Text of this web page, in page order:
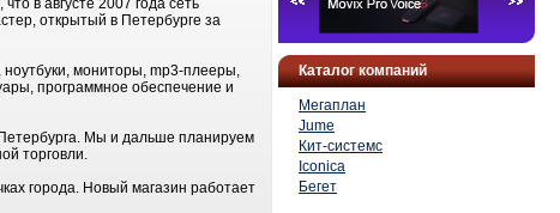
Каталог компаний
Мегаплан
Jume
Кит-системс
Iconica
Бегет
в августе 2007 года сеть
открытый в Петербурге за
мониторы, mp3-плееры,
программное обеспечение и
Мы и дальше планируем
торговли.
города. Новый магазин работает